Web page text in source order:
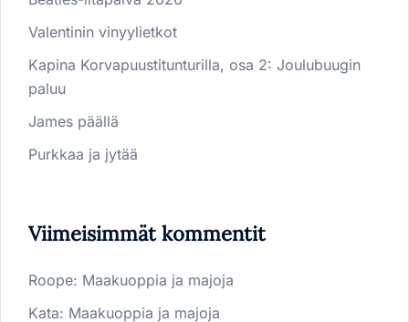
Valentinin vinyylietkot
Kapina Korvapuustitunturilla, osa 2: Joulubuugin
paluu
James päällä
Purkkaa ja jytää
Viimeisimmät kommentit
Roope: Maakuoppia ja majoja
Kata: Maakuoppia ja majoja